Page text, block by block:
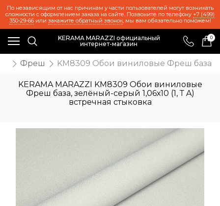
По независящим от нас причинам у части пользователей могут возникать
сложности с оформлением заказа на сайте. Позвоните по телефону +7 (499)
350-29-66или закажите обратный звонок, мы вам обязательно поможем!
KERAMA MARAZZI официальный
интернет-магазин
0
Фреш KM8309 Обои виниловые Фреш база,
KERAMA MARAZZI KM8309 Обои виниловые
Фреш база, зелёный-серый 1,06х10 (1, Т A)
встречная стыковка